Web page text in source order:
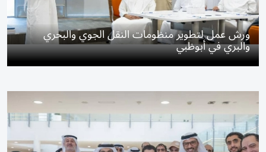
ورش عمل لتطوير منظومات النقل الجوي والبحري
والبري في أبوظبي